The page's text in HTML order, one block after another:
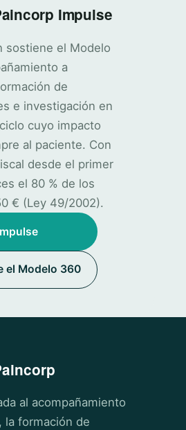
Impulse
sostiene el Modelo
a
de
e investigación en
cuyo impacto
al paciente. Con
desde el primer
el 80 % de los
€ (Ley 49/2002).
el Modelo 360
al acompañamiento
la formación de